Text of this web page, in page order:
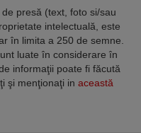
presă (text, foto si/sau
intelectuală, este
în limita a 250 de semne.
luate în considerare în
informaţii poate fi făcută
şi menţionaţi in această